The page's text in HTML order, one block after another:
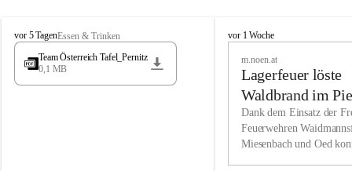
vielfältige Angebot unserer Kulturvereine.
Überzeugen Sie sich selbst, dass Sie in Miesenbach sowie
in den Beherbergungsbetrieben, Gaststätten und urigen
Wir kennen Miesenbach als lebens- und liebenswerten Ort.
Tradition und Innovation werden ebenso groß geschrieben
M
i
s
vor 5 TagenEssen & Trinken
Team Österreich Tafel_Pernitz
0,1 MB
M
h
vor 1 Woche
m.noen.at
Lagerfeuer löste
Waldbrand im
aus
Dank dem Einsatz der
Feuerwehren
Miesenbach und Oed